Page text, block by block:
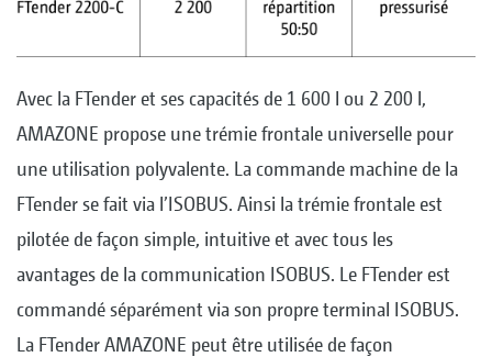
Avec la FTender et ses capacités de 1 600 l ou 2 200 l,
AMAZONE propose une trémie frontale universelle pour
une utilisation polyvalente. La commande machine de la
FTender se fait via l’ISOBUS. Ainsi la trémie frontale est
pilotée de façon simple, intuitive et avec tous les
avantages de la communication ISOBUS. Le FTender est
commandé séparément via son propre terminal ISOBUS.
La FTender AMAZONE peut être utilisée de façon